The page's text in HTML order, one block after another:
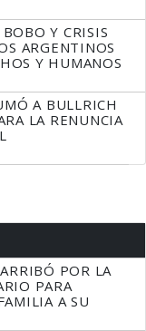
Y CRISIS
ARGENTINOS
Y HUMANOS
A BULLRICH
LA RENUNCIA
POR LA
PARA
A SU